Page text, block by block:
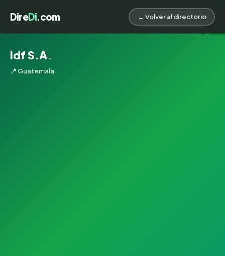
DireDi.com ← Volver al directorio
Idf S.A.
📍 Guatemala